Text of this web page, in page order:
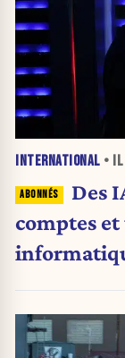
INTERNATIONAL •
Des
comptes